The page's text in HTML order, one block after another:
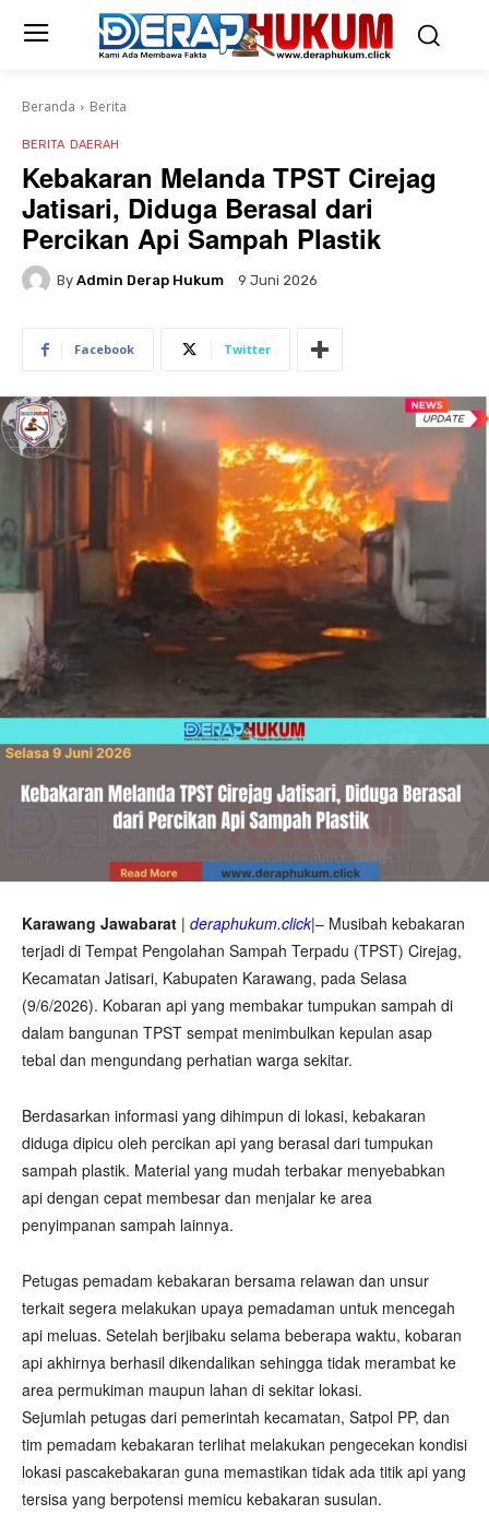
Beranda Berita
BERITA DAERAH
Kebakaran Melanda TPST Cirejag
Jatisari, Diduga Berasal dari
Percikan Api Sampah Plastik
By Admin Derap Hukum 9 Juni 2026
Facebook Twitter
Karawang Jawabarat | deraphukum.click|– Musibah kebakaran
terjadi di Tempat Pengolahan Sampah Terpadu (TPST) Cirejag,
Kecamatan Jatisari, Kabupaten Karawang, pada Selasa
(9/6/2026). Kobaran api yang membakar tumpukan sampah di
dalam bangunan TPST sempat menimbulkan kepulan asap
tebal dan mengundang perhatian warga sekitar.
Berdasarkan informasi yang dihimpun di lokasi, kebakaran
diduga dipicu oleh percikan api yang berasal dari tumpukan
sampah plastik. Material yang mudah terbakar menyebabkan
api dengan cepat membesar dan menjalar ke area
penyimpanan sampah lainnya.
Petugas pemadam kebakaran bersama relawan dan unsur
terkait segera melakukan upaya pemadaman untuk mencegah
api meluas. Setelah berjibaku selama beberapa waktu, kobaran
api akhirnya berhasil dikendalikan sehingga tidak merambat ke
area permukiman maupun lahan di sekitar lokasi.
Sejumlah petugas dari pemerintah kecamatan, Satpol PP, dan
tim pemadam kebakaran terlihat melakukan pengecekan kondisi
lokasi pascakebakaran guna memastikan tidak ada titik api yang
tersisa yang berpotensi memicu kebakaran susulan.